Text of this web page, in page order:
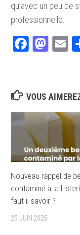
qu’avec un peu de
professionnelle.
VOUS
Nouveau rappel de
contaminé à la
faut-il savoir ?
25 JUIN 2025